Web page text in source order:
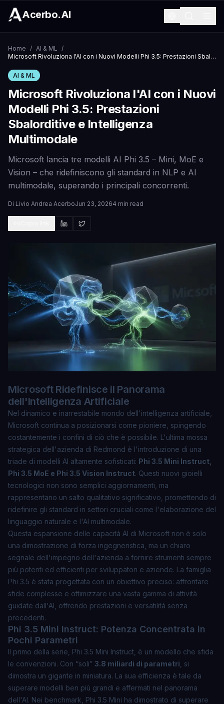
Acerbo.AI
Home / AI & ML /
Microsoft Rivoluziona l'AI con i Nuovi Modelli Phi 3.5: Prestazioni Sbalorditive e Intelligenza Multimodale
AI & ML
Microsoft Rivoluziona l'AI con i Nuovi
Modelli Phi 3.5: Prestazioni
Sbalorditive e Intelligenza
Multimodale
Microsoft lancia tre modelli AI Phi 3.5 – Mini, MoE e
Vision – che ridefiniscono gli standard in NLP e AI
multimodale, superando i principali concorrenti.
Di Livio Andrea AcerboJun 23, 20264 min read
Microsoft Ridefinisce il Panorama
dell'Intelligenza Artificiale
Nel dinamico e inarrestabile mondo dell'intelligenza artificiale,
Microsoft continua a posizionarsi come pioniere, spingendo
costantemente i confini di ciò che è possibile. L'ultima mossa
strategica dell'azienda di Redmond è l'introduzione di una
triade di modelli AI altamente sofisticati: Phi 3.5 Mini Instruct,
Phi 3.5 MoE e Phi 3.5 Vision Instruct. Questi nuovi gioielli
tecnologici non sono semplici aggiornamenti, ma
rappresentano un salto qualitativo significativo, promettendo di
ridefinire gli standard in settori cruciali come l'elaborazione del
linguaggio naturale e l'AI multimodale.
Questa espansione delle capacità AI di Microsoft non è solo
una dimostrazione di forza ingegneristica, ma un chiaro
segnale dell'impegno dell'azienda a fornire strumenti sempre
più potenti ed efficienti per sviluppatori e aziende. La famiglia
Phi 3.5 è stata progettata con un obiettivo preciso: affrontare
sfide complesse e ottimizzare una vasta gamma di attività
guidate dall'AI, offrendo prestazioni e versatilità senza
precedenti.
Phi 3.5 Mini Instruct: Potenza Concentrata in
Pochi Parametri
Il primo della serie, Phi 3.5 Mini Instruct , è un modello che sfida
le convenzioni. Con “soli” 3.8 miliardi di parametri , si
dimostra un gigante in miniatura. La sua efficienza è tale da
superare modelli ben più grandi e affermati nel panorama
dell'AI. Nei benchmark, Phi 3.5 Mini ha dimostrato di superare